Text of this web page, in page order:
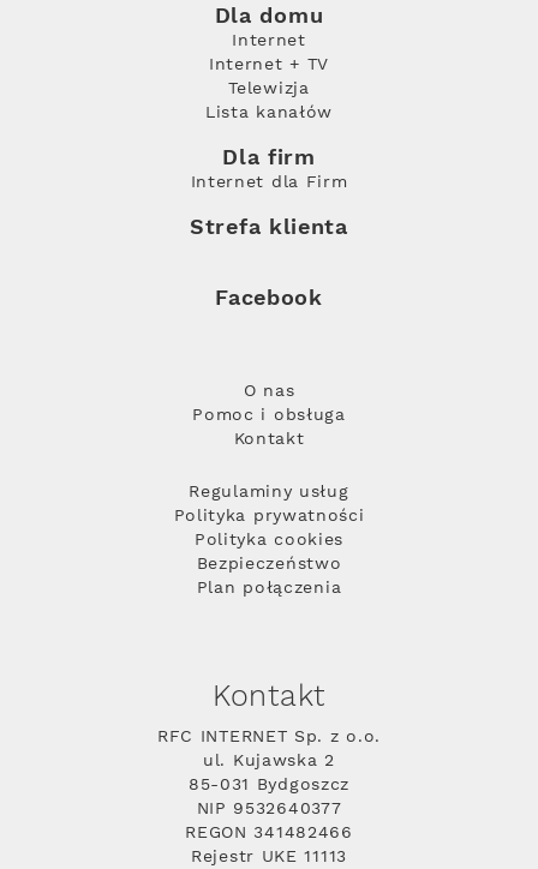
Dla domu
Internet
Internet + TV
Telewizja
Lista kanałów
Dla firm
Internet dla Firm
Strefa klienta
Facebook
O nas
Pomoc i obsługa
Kontakt
Regulaminy usług
Polityka prywatności
Polityka cookies
Bezpieczeństwo
Plan połączenia
Kontakt
RFC INTERNET Sp. z o.o.
ul. Kujawska 2
85-031 Bydgoszcz
NIP 9532640377
REGON 341482466
Rejestr UKE 11113